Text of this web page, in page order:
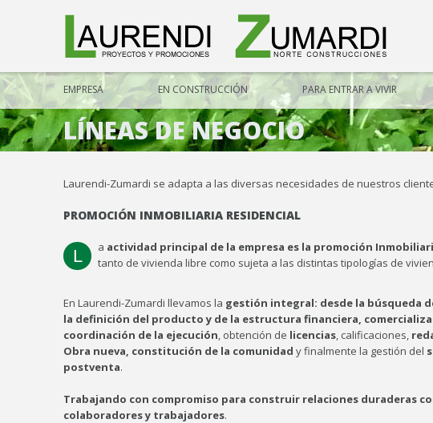
EMPRESA EN CONSTRUCCIÓN PARA ENTRAR A VIVIR
LÍNEAS DE NEGOCIO
Laurendi-Zumardi se adapta a las diversas necesidades de nuestros
PROMOCIÓN INMOBILIARIA RESIDENCIAL
L a actividad principal de la empresa es la promoción
tanto de vivienda libre como sujeta a las distintas tipologías de
En Laurendi-Zumardi llevamos la gestión integral: desde la búsqueda
la definición del producto y de la estructura financiera,
coordinación de la ejecución , obtención de licencias , calificaciones,
Obra nueva, constitución de la comunidad y finalmente la gestión del
postventa.
Trabajando con compromiso para construir relaciones duraderas
colaboradores y trabajadores.